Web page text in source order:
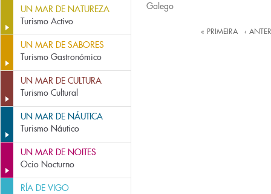
UN MAR DE NATUREZA
Turismo Activo
UN MAR DE SABORES
Turismo Gastronómico
UN MAR DE CULTURA
Turismo Cultural
UN MAR DE NÁUTICA
Turismo Náutico
UN MAR DE NOITES
Ocio Nocturno
RÍA DE VIGO
Galego
« PRIMEIRA ‹